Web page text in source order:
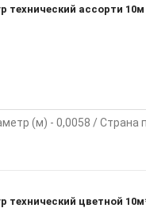
(м) - 0,0058 / Страна